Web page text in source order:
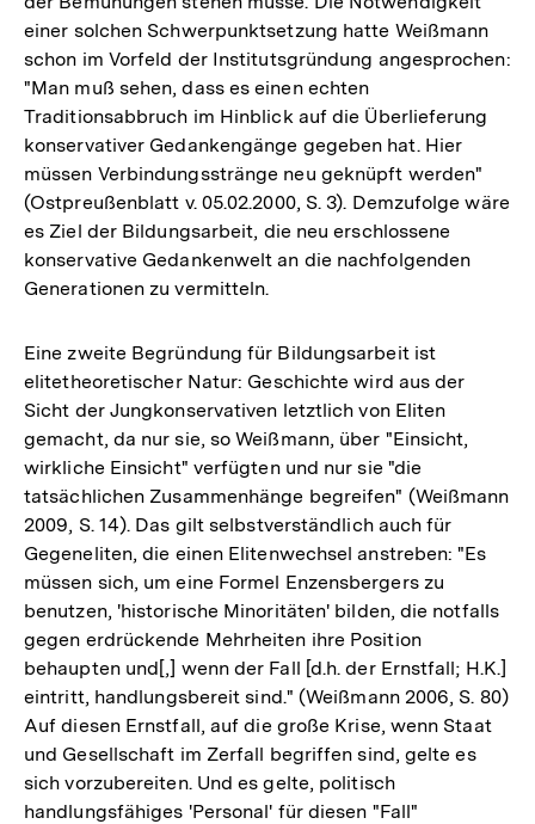
einer solchen Schwerpunktsetzung hatte Weißmann
schon im Vorfeld der Institutsgründung angesprochen:
"Man muß sehen, dass es einen echten
Traditionsabbruch im Hinblick auf die Überlieferung
konservativer Gedankengänge gegeben hat. Hier
müssen Verbindungsstränge neu geknüpft werden"
(Ostpreußenblatt v. 05.02.2000, S. 3). Demzufolge wäre
es Ziel der Bildungsarbeit, die neu erschlossene
konservative Gedankenwelt an die nachfolgenden
Generationen zu vermitteln.
Eine zweite Begründung für Bildungsarbeit ist
elitetheoretischer Natur: Geschichte wird aus der
Sicht der Jungkonservativen letztlich von Eliten
gemacht, da nur sie, so Weißmann, über "Einsicht,
wirkliche Einsicht" verfügten und nur sie "die
tatsächlichen Zusammenhänge begreifen" (Weißmann
2009, S. 14). Das gilt selbstverständlich auch für
Gegeneliten, die einen Elitenwechsel anstreben: "Es
müssen sich, um eine Formel Enzensbergers zu
benutzen, 'historische Minoritäten' bilden, die notfalls
gegen erdrückende Mehrheiten ihre Position
behaupten und[,] wenn der Fall [d.h. der Ernstfall; H.K.]
eintritt, handlungsbereit sind." (Weißmann 2006, S. 80)
Auf diesen Ernstfall, auf die große Krise, wenn Staat
und Gesellschaft im Zerfall begriffen sind, gelte es
sich vorzubereiten. Und es gelte, politisch
handlungsfähiges 'Personal' für diesen "Fall"